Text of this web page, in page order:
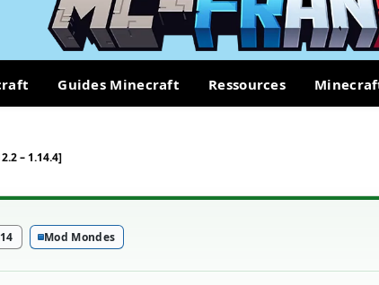
Guides Minecraft Ressources
– 1.14.4]
Mod Mondes